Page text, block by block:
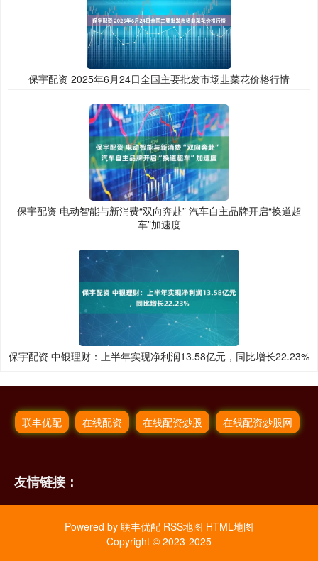
保宇配资 2025年6月24日全国主要批发市场韭菜花价格行情
保宇配资 电动智能与新消费“双向奔赴” 汽车自主品牌开启“换道超
车”加速度
保宇配资 中银理财：上半年实现净利润13.58亿元，同比增长22.23%
联丰优配 在线配资 在线配资炒股 在线配资炒股网
友情链接：
Powered by 联丰优配 RSS地图 HTML地图
Copyright © 2023-2025